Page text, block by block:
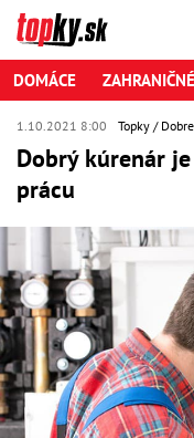
DOMÁCE ZAHRANIČNÉ
1.10.2021 8:00 Topky
Dobrý kúrenár
prácu